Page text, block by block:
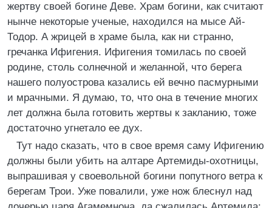
жертву своей богине Деве. Храм богини, как считают
нынче некоторые ученые, находился на мысе Ай-
Тодор. А жрицей в храме была, как ни странно,
гречанка Ифигения. Ифигения томилась по своей
родине, столь солнечной и желанной, что берега
нашего полуострова казались ей вечно пасмурными
и мрачными. Я думаю, то, что она в течение многих
лет должна была готовить жертвы к закланию, тоже
достаточно угнетало ее дух.
Тут надо сказать, что в свое время саму Ифигению
должны были убить на алтаре Артемиды-охотницы,
выпрашивая у своевольной богини попутного ветра к
берегам Трои. Уже повалили, уже нож блеснул над